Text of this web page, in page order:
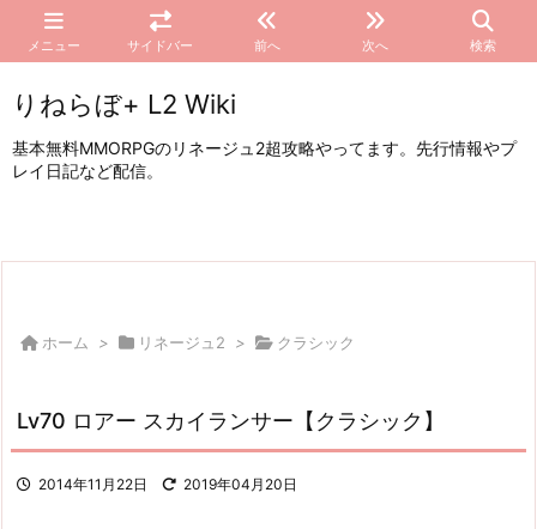
メニュー サイドバー 前へ 次へ 検索
りねらぼ+ L2 Wiki
基本無料MMORPGのリネージュ2超攻略やってます。先行情報やプ
レイ日記など配信。
ホーム > リネージュ2 > クラシック
Lv70 ロアー スカイランサー【クラシック】
2014年11月22日 2019年04月20日